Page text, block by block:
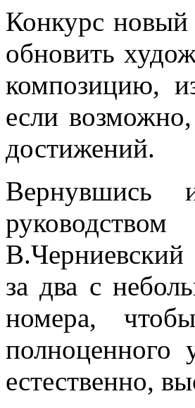
Конкурс
обновить
композицию,
если
достижений.
за два с
номера,
полноценного
естественно,